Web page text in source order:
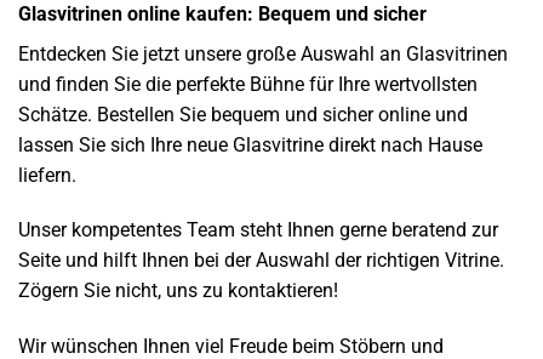
Glasvitrinen online kaufen: Bequem und sicher
Entdecken Sie jetzt unsere große Auswahl an Glasvitrinen
und finden Sie die perfekte Bühne für Ihre wertvollsten
Schätze. Bestellen Sie bequem und sicher online und
lassen Sie sich Ihre neue Glasvitrine direkt nach Hause
liefern.
Unser kompetentes Team steht Ihnen gerne beratend zur
Seite und hilft Ihnen bei der Auswahl der richtigen Vitrine.
Zögern Sie nicht, uns zu kontaktieren!
Wir wünschen Ihnen viel Freude beim Stöbern und